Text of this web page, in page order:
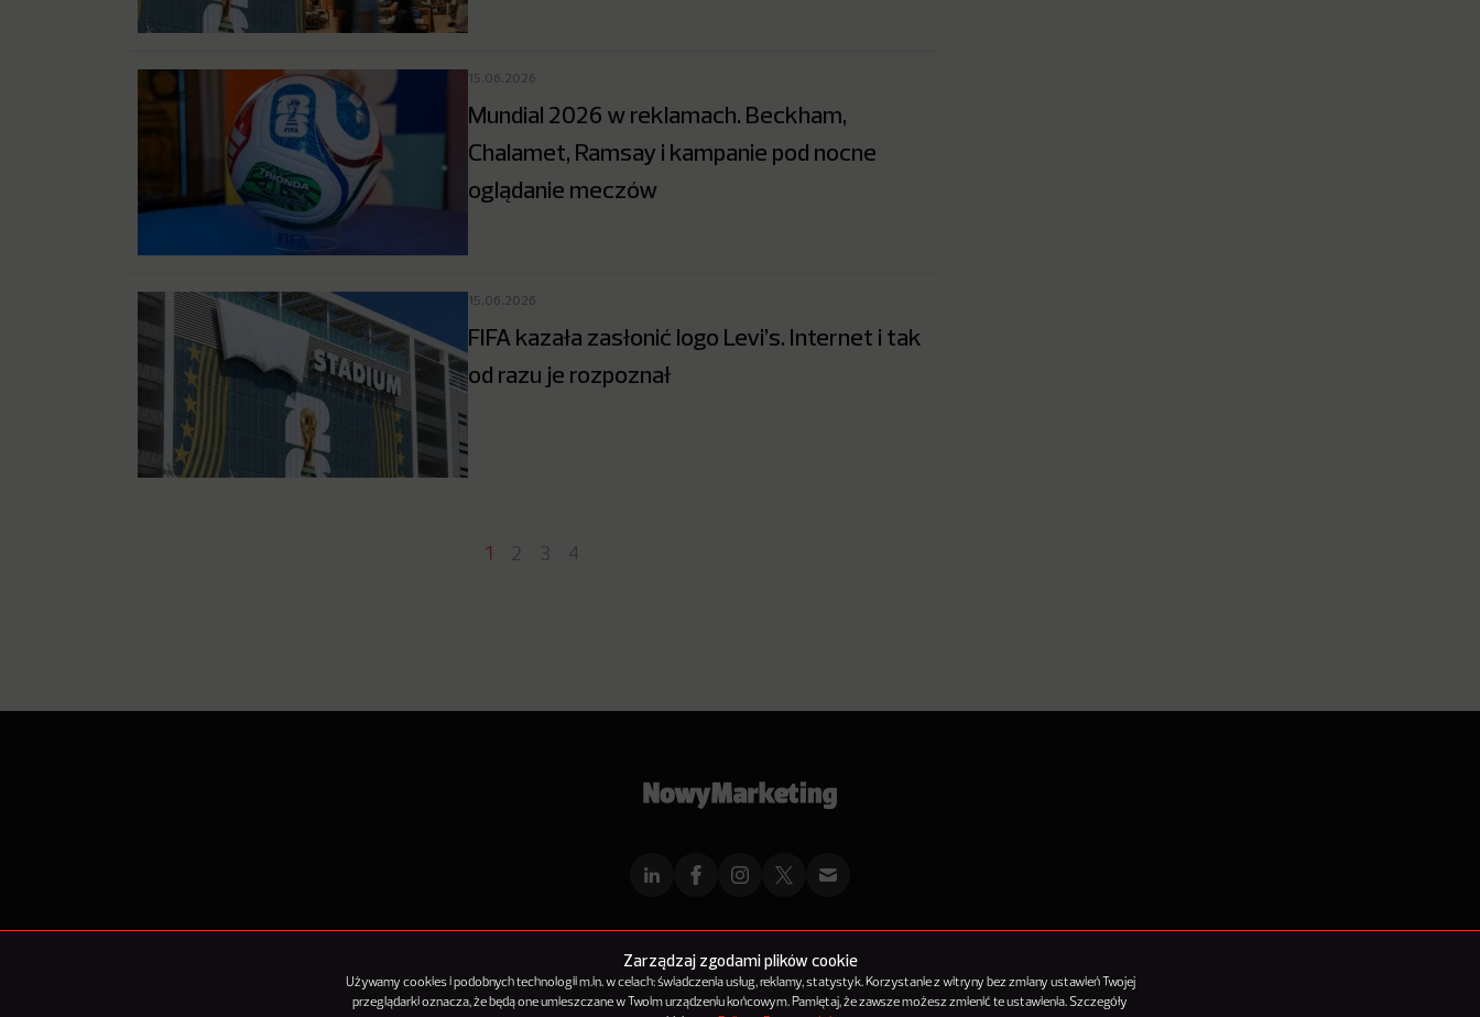
Zarządzaj zgodami plików cookie
Używamy cookies i podobnych technologii m.in. w celach: świadczenia usług, reklamy, statystyk. Korzystanie z witryny bez zmiany ustawień Twojej
przeglądarki oznacza, że będą one umieszczane w Twoim urządzeniu końcowym. Pamiętaj, że zawsze możesz zmienić te ustawienia. Szczegóły
15.06.2026
Mundial 2026 w reklamach. Beckham,
Chalamet, Ramsay i kampanie pod nocne
oglądanie meczów
15.06.2026
FIFA kazała zasłonić logo Levi’s. Internet i tak
od razu je rozpoznał
1 2 3 4
ReklamaKontaktPolityka PrywatnościKanał RSS